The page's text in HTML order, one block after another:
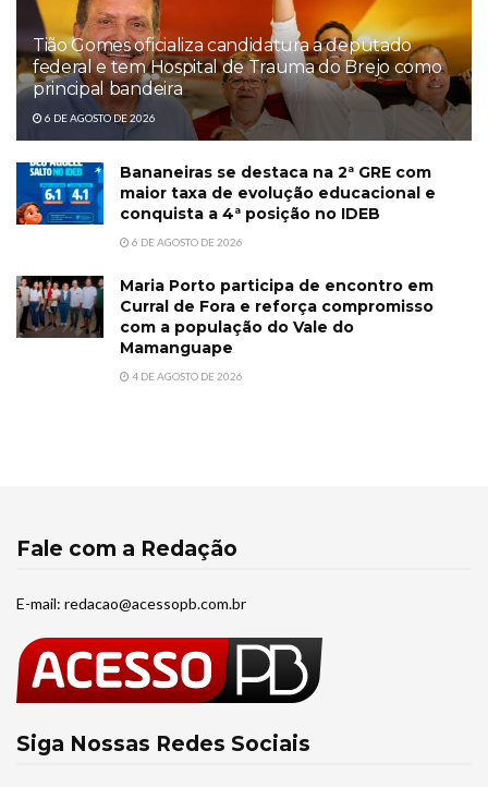
Tião Gomes oficializa candidatura a deputado
federal e tem Hospital de Trauma do Brejo como
principal bandeira
6 DE AGOSTO DE 2026
Bananeiras se destaca na 2ª GRE com
maior taxa de evolução educacional e
conquista a 4ª posição no IDEB
6 DE AGOSTO DE 2026
Maria Porto participa de encontro em
Curral de Fora e reforça compromisso
com a população do Vale do
Mamanguape
4 DE AGOSTO DE 2026
Fale com a Redação
E-mail: redacao@acessopb.com.br
Siga Nossas Redes Sociais